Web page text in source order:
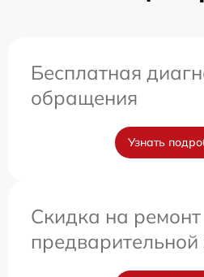
Бесплатная
обращения
Узнать
Скидка на
предварительной